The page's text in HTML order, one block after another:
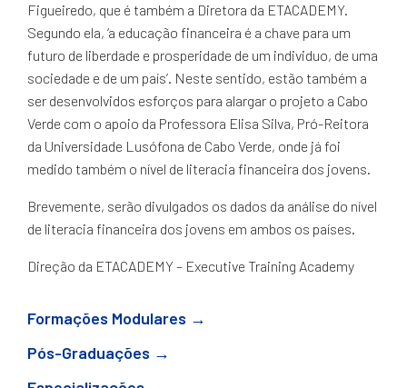
Figueiredo, que é também a Diretora da ETACADEMY.
Segundo ela, ‘a educação financeira é a chave para um
futuro de liberdade e prosperidade de um individuo, de uma
sociedade e de um país’. Neste sentido, estão também a
ser desenvolvidos esforços para alargar o projeto a Cabo
Verde com o apoio da Professora Elisa Silva, Pró-Reitora
da Universidade Lusófona de Cabo Verde, onde já foi
medido também o nível de literacia financeira dos jovens.
Brevemente, serão divulgados os dados da análise do nível
de literacia financeira dos jovens em ambos os países.
Direção da ETACADEMY – Executive Training Academy
Formações Modulares →
Pós-Graduações →